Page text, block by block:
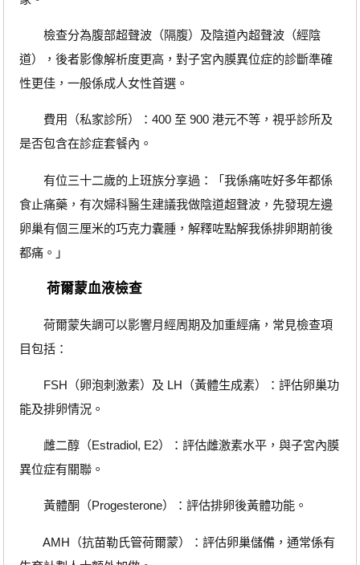
檢查分為腹部超聲波（隔腹）及陰道內超聲波（經陰
道），後者影像解析度更高，對子宮內膜異位症的診斷準確
性更佳，一般係成人女性首選。
費用（私家診所）：400 至 900 港元不等，視乎診所及
是否包含在診症套餐內。
有位三十二歲的上班族分享過：「我係痛咗好多年都係
食止痛藥，有次婦科醫生建議我做陰道超聲波，先發現左邊
卵巢有個三厘米的巧克力囊腫，解釋咗點解我係排卵期前後
都痛。」
荷爾蒙血液檢查
荷爾蒙失調可以影響月經周期及加重經痛，常見檢查項
目包括：
FSH（卵泡刺激素）及 LH（黃體生成素）：評估卵巢功
能及排卵情況。
雌二醇（Estradiol, E2）：評估雌激素水平，與子宮內膜
異位症有關聯。
黃體酮（Progesterone）：評估排卵後黃體功能。
AMH（抗苗勒氏管荷爾蒙）：評估卵巢儲備，通常係有